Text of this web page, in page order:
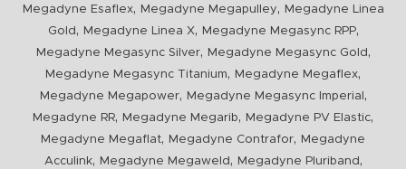
Megadyne Esaflex, Megadyne Megapulley,
Megadyne Linea
Gold , Megadyne Linea X, Megadyne Megasync RPP,
Megadyne Megasync Silver, Megadyne Megasync Gold ,
Megadyne Megasync Titanium, Megadyne Megaflex,
Megadyne Megapower, Megadyne Megasync Imperial ,
Megadyne RR, Megadyne Megarib, Megadyne PV Elastic,
Megadyne Megaflat, Megadyne Contrafor,
Megadyne
Acculink, Megadyne Megaweld , Megadyne Pluriband ,